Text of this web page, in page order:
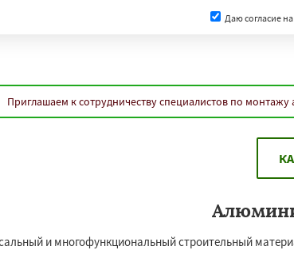
Даю согласие
Приглашаем к сотрудничеству специалистов по
и многофункциональный строительный